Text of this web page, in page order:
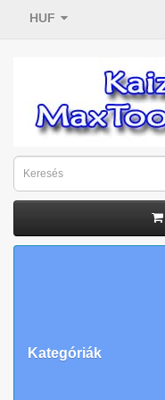
HUF
Kategóriák